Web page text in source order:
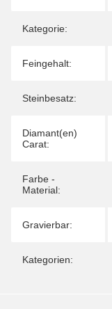
Kategorie:
Feingehalt:
Steinbesatz:
Diamant(en)
Carat:
Farbe -
Material:
Gravierbar:
Kategorien: